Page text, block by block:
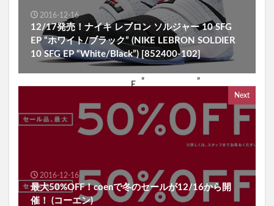
2016-12-16
12/17発売！ナイキ レブロン ソルジャー 10 SFG
EP “ホワイト/ブラック” (NIKE LEBRON SOLDIER
10 SFG EP “White/Black”) [852400-102]
Next
2016-12-16
最大50%OFF！coenで冬のセールが12/16から開
催！ (コーエン)